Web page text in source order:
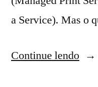
a Service). Mas o
Continue lendo